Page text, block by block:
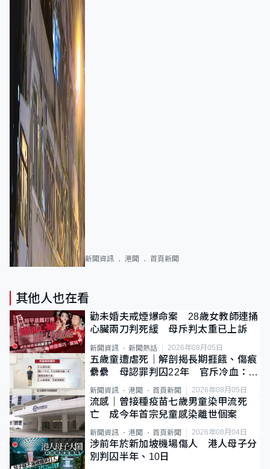
新聞資訊 港聞 首頁新聞
其他人也在看
勸未婚夫戒煙爆命案 28歲女教師連捅
心臟兩刀判死緩 母斥判太重已上訴
新聞資訊 新聞熱話 2026年08月05日
五歲童遭虐死｜解剖揭長期捱餓、傷痕
纍纍 母認罪判囚22年 官斥冷血：同
類案最惡劣
新聞資訊 港聞 首頁新聞 2026年08月05日
流感｜曾接種疫苗七歲男童染甲流死
亡 成今年首宗兒童感染離世個案
新聞資訊 港聞 首頁新聞 2026年08月04日
涉前年於新加坡機場傷人 港人母子分
別判囚半年、10日